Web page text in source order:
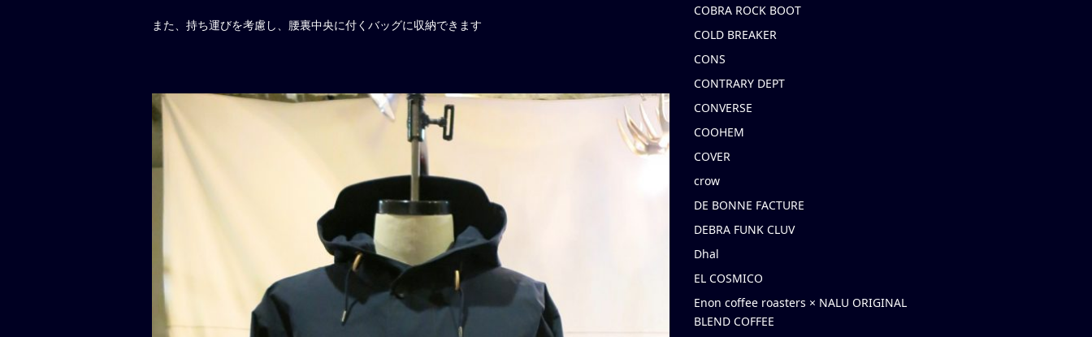
また、持ち運びを考慮し、腰裏中央に付くバッグに収納できます
COBRA ROCK BOOT
COLD BREAKER
CONS
CONTRARY DEPT
CONVERSE
COOHEM
COVER
crow
DE BONNE FACTURE
DEBRA FUNK CLUV
Dhal
EL COSMICO
Enon coffee roasters × NALU ORIGINAL
BLEND COFFEE